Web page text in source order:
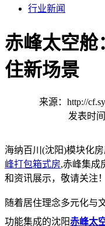
行业新闻
赤峰太空舱
住新场景
来源：http://
发表时
海纳百川(沈阳)模块化
峰打包箱式房,赤峰集成
和资讯展示，敬请关注！
随着居住理念多元化与
功能集成的沈阳赤峰太